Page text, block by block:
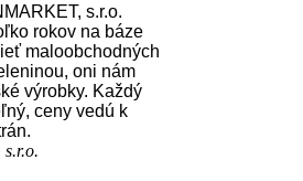
s.r.o.
rokov na báze
maloobchodných
oni nám
výrobky. Každý
ceny vedú k